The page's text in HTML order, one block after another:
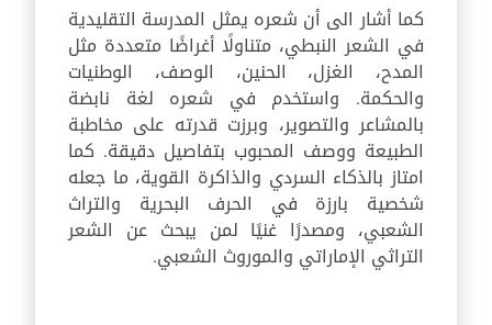
كما أشار الى أن شعره يمثل المدرسة التقليدية
في الشعر النبطي، متناولًا أغراضًا متعددة مثل
المدح، الغزل، الحنين، الوصف، الوطنيات
والحكمة. واستخدم في شعره لغة نابضة
بالمشاعر والتصوير، وبرزت قدرته على مخاطبة
الطبيعة ووصف المحبوب بتفاصيل دقيقة. كما
امتاز بالذكاء السردي والذاكرة القوية، ما جعله
شخصية بارزة في الحرف البحرية والتراث
الشعبي، ومصدرًا غنيًا لمن يبحث عن الشعر
التراثي الإماراتي والموروث الشعبي.